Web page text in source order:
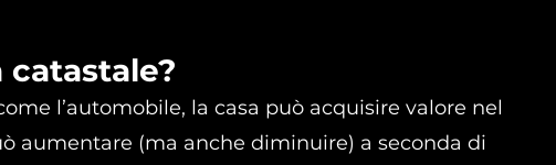
catastale?
l’automobile, la casa può acquisire valore nel
aumentare (ma anche diminuire) a seconda di